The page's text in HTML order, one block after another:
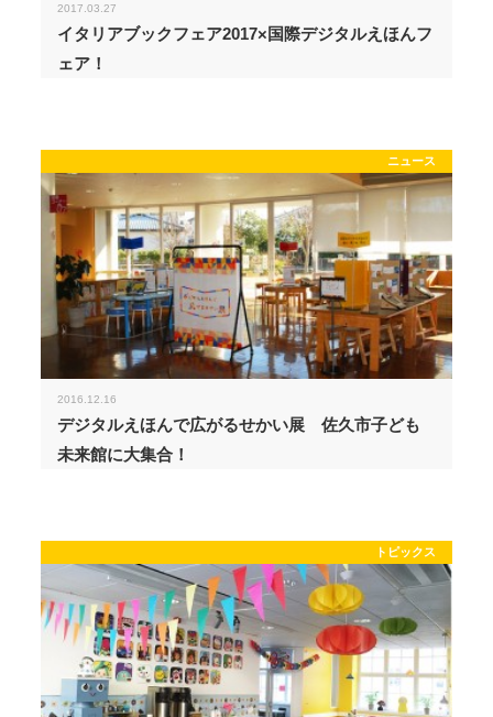
2017.03.27
イタリアブックフェア2017×国際デジタルえほんフ
ェア！
ニュース
2016.12.16
デジタルえほんで広がるせかい展 佐久市子ども
未来館に大集合！
トピックス